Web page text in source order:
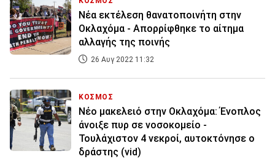
Νέα εκτέλεση θανατοποινήτη στην
Οκλαχόμα - Απορρίφθηκε το αίτημα
αλλαγής της ποινής
26 Αυγ 2022 11:32
ΚΟΣΜΟΣ
Νέο μακελειό στην Οκλαχόμα: Ένοπλος
άνοιξε πυρ σε νοσοκομείο -
Τουλάχιστον 4 νεκροί, αυτοκτόνησε ο
δράστης (vid)